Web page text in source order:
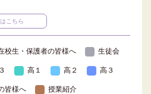
こちら
校生・保護者の皆様へ 生徒会
高１ 高２ 高３
皆様へ 授業紹介